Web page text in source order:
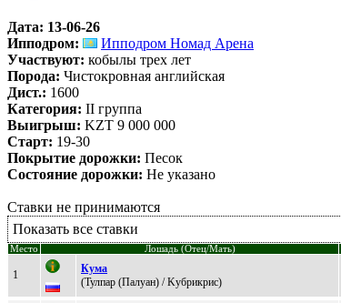
Дата: 13-06-26
Ипподром:
Ипподром Номад Арена
Участвуют: кобылы трех лет
Порода: Чистокровная английская
Дист.: 1600
Категория: II группа
Выигрыш: KZT 9 000 000
Старт: 19-30
Покрытие дорожки: Песок
Состояние дорожки: Не указано
Ставки не принимаются
Показать все ставки
Место Лошадь (Отец/Мать)
1
Кумa
(Тулпар (Палуан) / Kубрикрис)